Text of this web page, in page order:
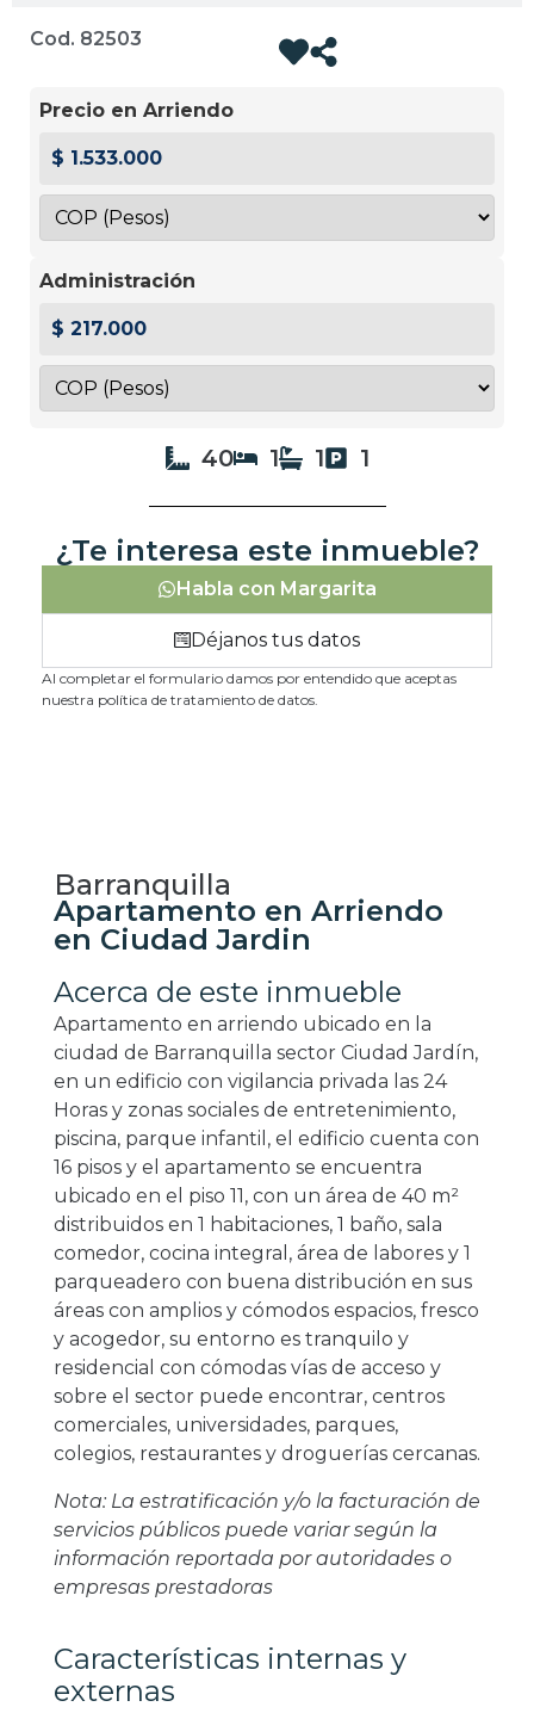
Cod. 82503
Precio en Arriendo
$ 1.533.000
Administración
$ 217.000
40 1 1 1
¿Te interesa este inmueble?
Habla con Margarita
Déjanos tus datos
Al completar el formulario damos por entendido que aceptas
nuestra política de tratamiento de datos.
Barranquilla
Apartamento en Arriendo
en Ciudad Jardin
Acerca de este inmueble
Apartamento en arriendo ubicado en la
ciudad de Barranquilla sector Ciudad Jardín,
en un edificio con vigilancia privada las 24
Horas y zonas sociales de entretenimiento,
piscina, parque infantil, el edificio cuenta con
16 pisos y el apartamento se encuentra
ubicado en el piso 11, con un área de 40 m²
distribuidos en 1 habitaciones, 1 baño, sala
comedor, cocina integral, área de labores y 1
parqueadero con buena distribución en sus
áreas con amplios y cómodos espacios, fresco
y acogedor, su entorno es tranquilo y
residencial con cómodas vías de acceso y
sobre el sector puede encontrar, centros
comerciales, universidades, parques,
colegios, restaurantes y droguerías cercanas.
Nota: La estratificación y/o la facturación de
servicios públicos puede variar según la
información reportada por autoridades o
empresas prestadoras
Características internas y
externas